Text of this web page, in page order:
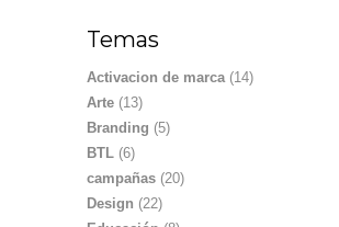
Temas
Activacion de marca(14)
Arte (13)
Branding (5)
BTL (6)
campañas (20)
Design (22)